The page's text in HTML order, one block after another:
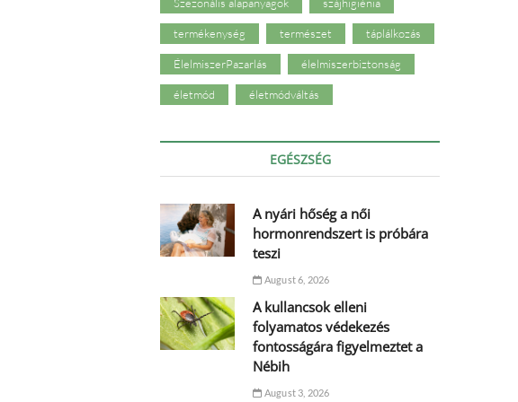
termékenység természet táplálkozás
ÉlelmiszerPazarlás élelmiszerbiztonság
életmód életmódváltás
EGÉSZSÉG
A nyári hőség a női
hormonrendszert is próbára
teszi
August 6, 2026
A kullancsok elleni
folyamatos védekezés
fontosságára figyelmeztet a
Nébih
August 3, 2026